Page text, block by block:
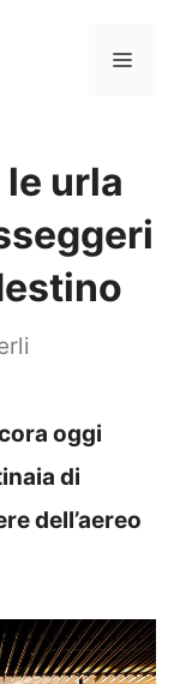
Menu
urla
oggi
di
dell’aereo